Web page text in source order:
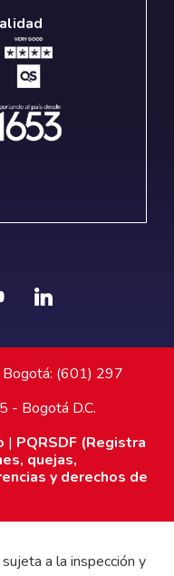
Bogotá: (601) 297
- Bogotá D.C.
| PQRSDF (Registra
quejas,
y derechos de
a la inspección y